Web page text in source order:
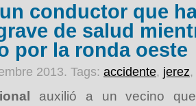
conductor que
de salud
por la ronda oeste
2013. Tags: accidente, jerez,
auxilió a un vecino